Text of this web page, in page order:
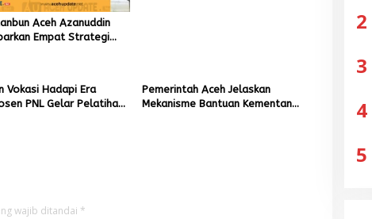
Aceh Azanuddin
Empat Strategi
Vokasi Hadapi Era
PNL Gelar Pelatihan
Pemerintah Aceh Jelaskan
Mekanisme Bantuan Kementan
wajib ditandai *
2
3
4
5